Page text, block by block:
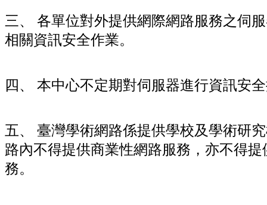
三、 各單位對外提供網際網路服務之伺
相關資訊安全作業。
四、 本中心不定期對伺服器進行資訊安
五、 臺灣學術網路係提供學校及學術研
路內不得提供商業性網路服務，亦不得
務。